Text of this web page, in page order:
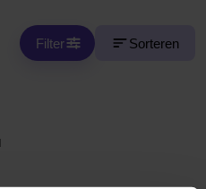
Filter Sorteren